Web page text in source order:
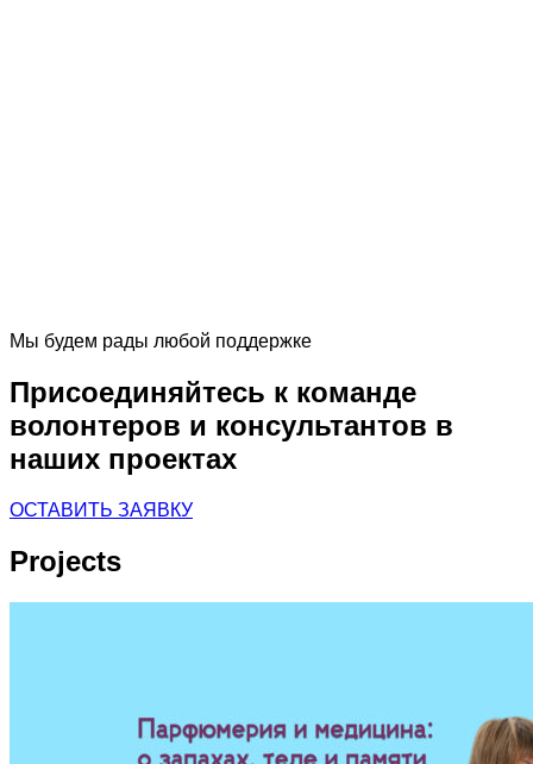
Мы будем рады любой поддержке
Присоединяйтесь к команде
волонтеров и консультантов в
наших проектах
ОСТАВИТЬ ЗАЯВКУ
Projects